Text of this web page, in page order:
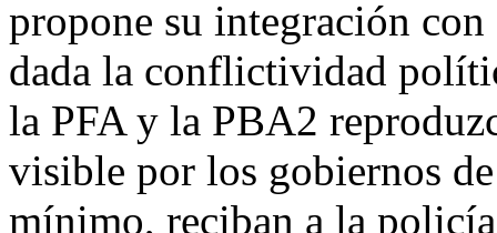
propone su integración con
dada la conflictividad
la PFA y la PBA2
visible por los gobiernos
mínimo, reciban a la